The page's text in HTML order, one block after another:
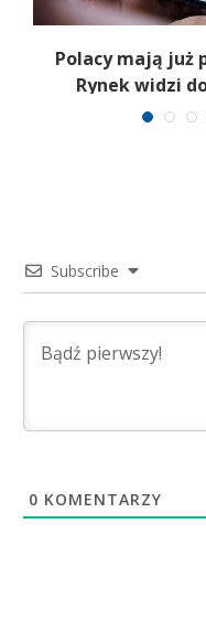
Polacy mają już
Rynek widzi
Subscribe
0 KOMENTARZY